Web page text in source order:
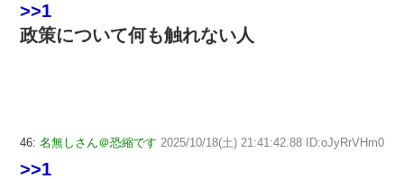
>>1
政策について何も触れない人
46: 名無しさん＠恐縮です 2025/10/18(土) 21:41:42.88 ID:oJyRrVHm0
>>1